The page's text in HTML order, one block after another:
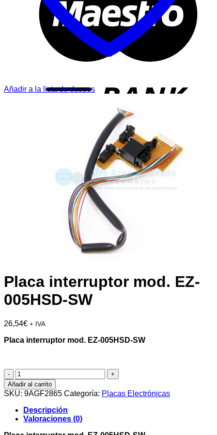
Añadir a la lista de deseos
Placa interruptor mod. EZ-
005HSD-SW
26,54€ + IVA
Placa interruptor mod. EZ-005HSD-SW
Placa
interruptor
mod.
EZ-
005HSD-
SW
cantidad
Añadir al carrito
SKU: 9AGF2865 Categoría: Placas Electrónicas
Descripción
Valoraciones (0)